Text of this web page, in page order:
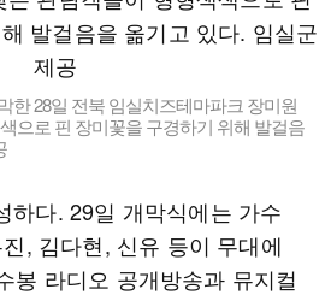
한 28일 전북 임실치즈테마파크 장미원
으로 핀 장미꽃을 구경하기 위해 발걸음
하다. 29일 개막식에는 가수
, 김다현, 신유 등이 무대에
봉 라디오 공개방송과 뮤지컬